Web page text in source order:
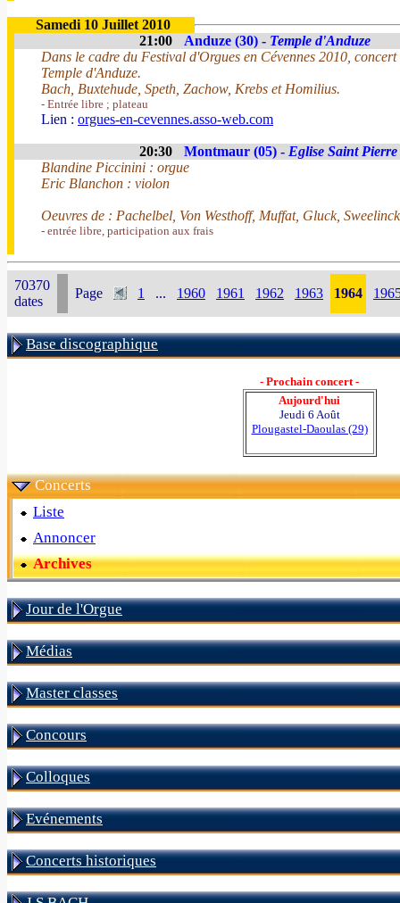
Samedi 10 Juillet 2010
21:00
Anduze (30) - Temple d'Anduze
Dans le cadre du Festival d'Orgues en Cévennes 2010,
Temple d'Anduze.
Bach, Buxtehude, Speth, Zachow, Krebs et Homilius.
- Entrée libre ; plateau
Lien : orgues-en-cevennes.asso-web.com
20:30 Montmaur (05) - Eglise Saint Pierre
Blandine Piccinini : orgue
Eric Blanchon : violon
Oeuvres de : Pachelbel, Von Westhoff, Muffat, Gluck,
- entrée libre, participation aux frais
70370
dates
Page 1 ... 1960 1961 1962 1963 1964
Base discographique
- Prochain concert -
Aujourd'hui
Jeudi 6 Août
Plougastel-Daoulas (29)
Concerts
Liste
Annoncer
Archives
Jour de l'Orgue
Médias
Master classes
Concours
Colloques
Evénements
Concerts historiques